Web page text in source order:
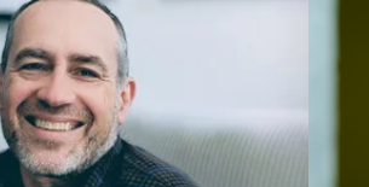
d’affaires durables
des faits économiques
durable des ressources naturelles
industrielle
durable du territoire
régional
en milieu rural francophone
socio-écologique